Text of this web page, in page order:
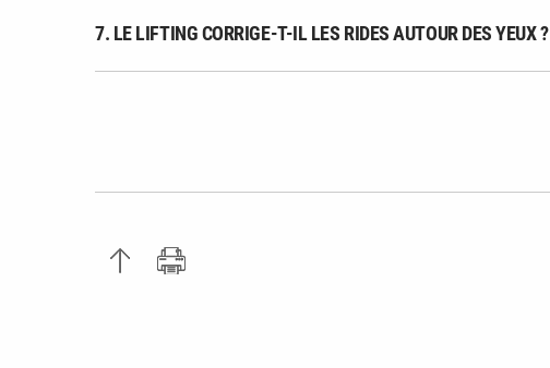
7. LE LIFTING CORRIGE-T-IL LES RIDES AUTOUR DES YEUX ?